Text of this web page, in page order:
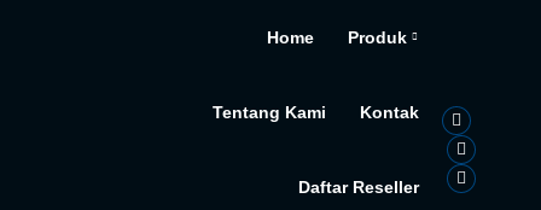
Home Produk
Tentang Kami Kontak
Daftar Reseller